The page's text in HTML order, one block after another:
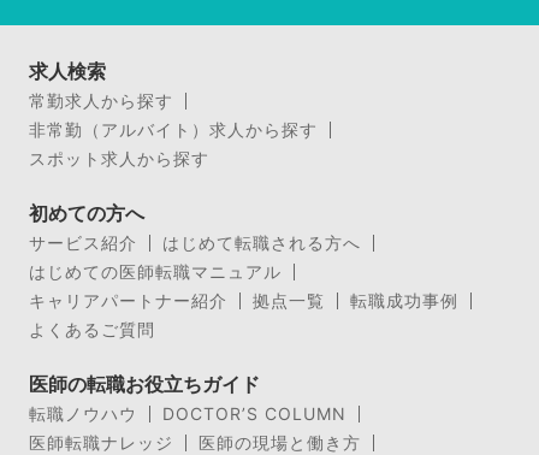
求人検索
常勤求人から探す
非常勤（アルバイト）求人から探す
スポット求人から探す
初めての方へ
サービス紹介
はじめて転職される方へ
はじめての医師転職マニュアル
キャリアパートナー紹介
拠点一覧
転職成功事例
よくあるご質問
医師の転職お役立ちガイド
転職ノウハウ
DOCTOR’S COLUMN
医師転職ナレッジ
医師の現場と働き方